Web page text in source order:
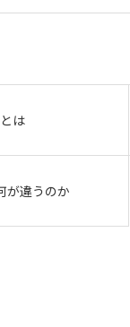
は
が違うのか